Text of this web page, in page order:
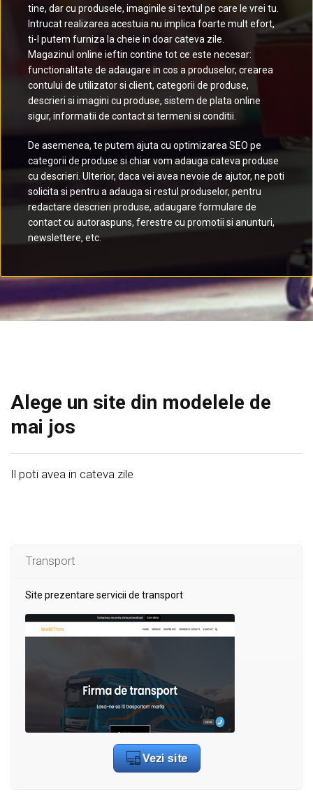
tine, dar cu produsele, imaginile si textul pe care le vrei tu.
Intrucat realizarea acestuia nu implica foarte mult efort,
ti-l putem furniza la cheie in doar cateva zile.
Magazinul online ieftin contine tot ce este necesar:
functionalitate de adaugare in cos a produselor, crearea
contului de utilizator si client, categorii de produse,
descrieri si imagini cu produse, sistem de plata online
sigur, informatii de contact si termeni si conditii.
De asemenea, te putem ajuta cu optimizarea SEO pe
categorii de produse si chiar vom adauga cateva produse
cu descrieri. Ulterior, daca vei avea nevoie de ajutor, ne poti
solicita si pentru a adauga si restul produselor, pentru
redactare descrieri produse, adaugare formulare de
contact cu autoraspuns, ferestre cu promotii si anunturi,
newslettere, etc.
Alege un site din modelele de
mai jos
Il poti avea in cateva zile
Transport
Site prezentare servicii de transport